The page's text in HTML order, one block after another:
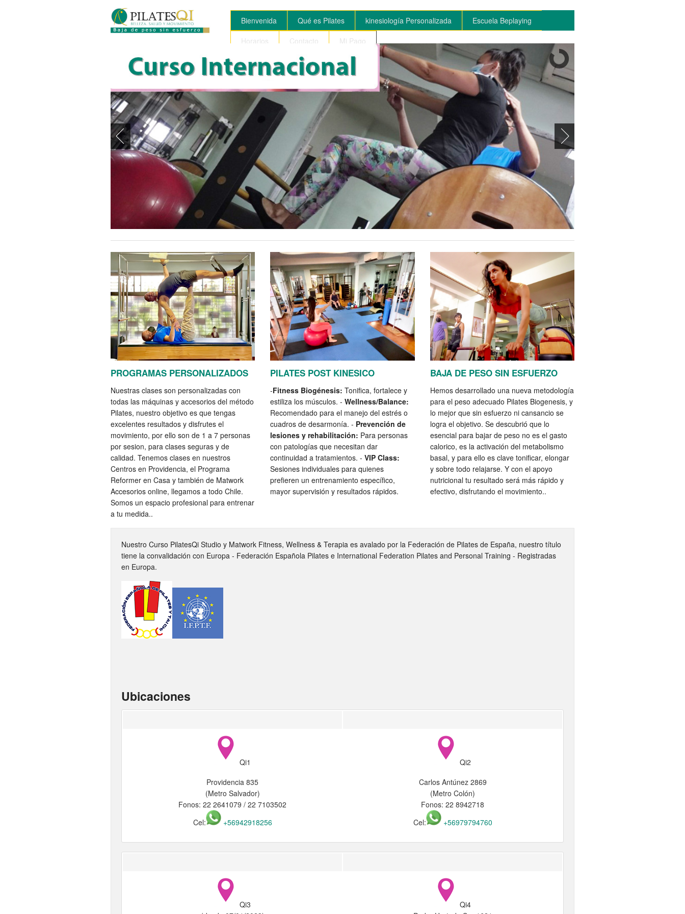
Bienvenida Qué es Pilates kinesiología Personalizada
Escuela Beplaying
Horarios
Contacto Mi Pago
PROGRAMAS PERSONALIZADOS
Nuestras clases son personalizadas con
todas las máquinas y accesorios del método
Pilates, nuestro objetivo es que tengas
excelentes resultados y disfrutes el
movimiento, por ello son de 1 a 7 personas
por sesion, para clases seguras y de
calidad. Tenemos clases en nuestros
Centros en Providencia, el Programa
Reformer en Casa y también de Matwork
Accesorios online, llegamos a todo Chile.
Somos un espacio profesional para entrenar
a tu medida..
PILATES POST KINESICO
-Fitness Biogénesis: Tonifica, fortalece y
estiliza los músculos. - Wellness/Balance:
Recomendado para el manejo del estrés o
cuadros de desarmonía. - Prevención de
lesiones y rehabilitación: Para personas
con patologías que necesitan dar
continuidad a tratamientos. - VIP Class:
Sesiones individuales para quienes
prefieren un entrenamiento específico,
mayor supervisión y resultados rápidos.
BAJA DE PESO SIN ESFUERZO
Hemos desarrollado una nueva metodología
para el peso adecuado Pilates Biogenesis, y
lo mejor que sin esfuerzo ni cansancio se
logra el objetivo. Se descubrió que lo
esencial para bajar de peso no es el gasto
calorico, es la activación del metabolismo
basal, y para ello es clave tonificar, elongar
y sobre todo relajarse. Y con el apoyo
nutricional tu resultado será más rápido y
efectivo, disfrutando el movimiento..
Nuestro Curso PilatesQi Studio y Matwork Fitness, Wellness & Terapia es avalado por la Federación de Pilates de España, nuestro título
tiene la convalidación con Europa - Federación Española Pilates e International Federation Pilates and Personal Training - Registradas
en Europa.
Ubicaciones
Qi1
Providencia 835
(Metro Salvador)
Fonos: 22 2641079 / 22 7103502
Cel:
+56942918256
Qi2
Carlos Antúnez 2869
(Metro Colón)
Fonos: 22 8942718
Cel:
+56979794760
Qi3
Qi4